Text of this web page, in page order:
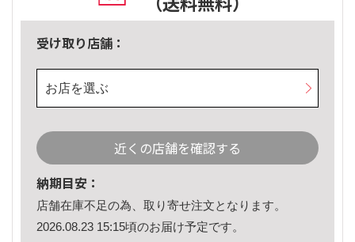
受け取り店舗：
お店を選ぶ
近くの店舗を確認する
納期目安：
店舗在庫不足の為、取り寄せ注文となります。
2026.08.23 15:15頃のお届け予定です。